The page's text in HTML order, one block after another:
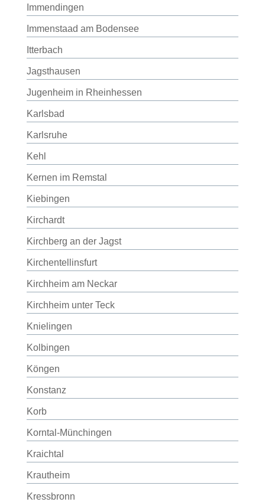
Immendingen
Immenstaad am Bodensee
Itterbach
Jagsthausen
Jugenheim in Rheinhessen
Karlsbad
Karlsruhe
Kehl
Kernen im Remstal
Kiebingen
Kirchardt
Kirchberg an der Jagst
Kirchentellinsfurt
Kirchheim am Neckar
Kirchheim unter Teck
Knielingen
Kolbingen
Köngen
Konstanz
Korb
Korntal-Münchingen
Kraichtal
Krautheim
Kressbronn